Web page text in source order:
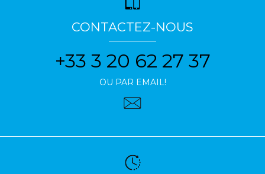
CONTACTEZ-NOUS
+33 3 20 62 27 37
OU PAR EMAIL!